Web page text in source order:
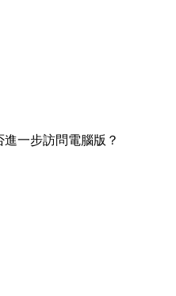
一步訪問電腦版？